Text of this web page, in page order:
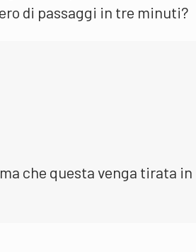
di passaggi in tre minuti?
che questa venga tirata in